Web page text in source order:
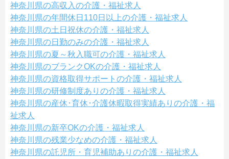
神奈川県の高収入の介護・福祉求人
神奈川県の年間休日110日以上の介護・福祉求人
神奈川県の土日祝休の介護・福祉求人
神奈川県の日勤のみの介護・福祉求人
神奈川県の夏～秋入職可の介護・福祉求人
神奈川県のブランクOKの介護・福祉求人
神奈川県の資格取得サポートの介護・福祉求人
神奈川県の研修制度ありの介護・福祉求人
神奈川県の産休･育休･介護休暇取得実績ありの介護・福
祉求人
神奈川県の新卒OKの介護・福祉求人
神奈川県の残業少なめの介護・福祉求人
神奈川県の託児所・育児補助ありの介護・福祉求人